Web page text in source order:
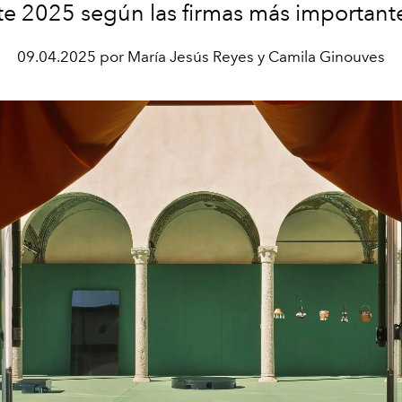
2025 según las firmas más
09.04.2025 por María Jesús Reyes y Camila Ginouves